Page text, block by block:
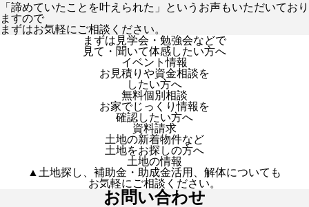
「諦めていたことを叶えられた」というお声もいただいており
ますので
まずはお気軽にご相談ください。
まずは見学会・勉強会などで
見て・聞いて体感したい方へ
イベント情報
お見積りや資金相談を
したい方へ
無料個別相談
お家でじっくり情報を
確認したい方へ
資料請求
土地の新着物件など
土地をお探しの方へ
土地の情報
▲土地探し、補助金・助成金活用、解体についても
お気軽にご相談ください。
お問い合わせ